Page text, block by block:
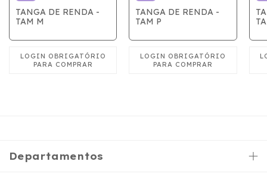
TANGA DE RENDA -
TAM M
TANGA DE RENDA -
TAM P
Departamentos